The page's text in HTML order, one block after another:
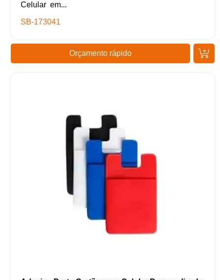
Celular em...
SB-173041
Orçamento rápido